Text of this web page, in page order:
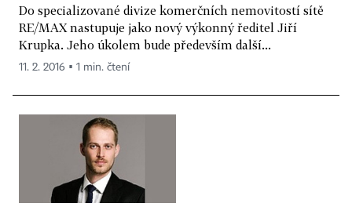
Do specializované divize komerčních nemovitostí sítě
RE/MAX nastupuje jako nový výkonný ředitel Jiří
Krupka. Jeho úkolem bude především další...
11. 2. 2016 ▪ 1 min. čtení